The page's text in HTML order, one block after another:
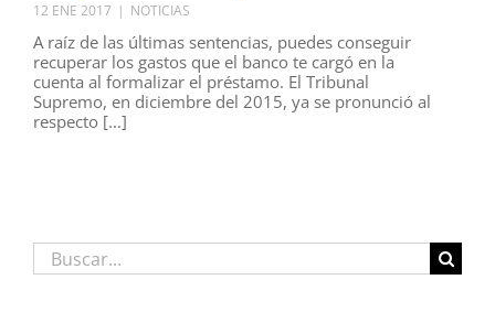
12 ENE 2017 | NOTICIAS
A raíz de las últimas sentencias, puedes conseguir
recuperar los gastos que el banco te cargó en la
cuenta al formalizar el préstamo. El Tribunal
Supremo, en diciembre del 2015, ya se pronunció al
respecto [...]
Buscar: